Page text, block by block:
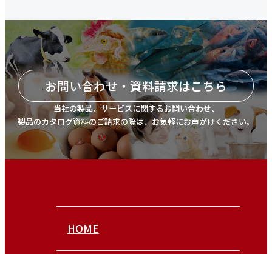
お問い合わせ・資料請求はこちら
当社の製品、サービスに関するお問い合わせ、
製品のカタログ資料のご請求の際は、お気軽にお声がけください。
HOME